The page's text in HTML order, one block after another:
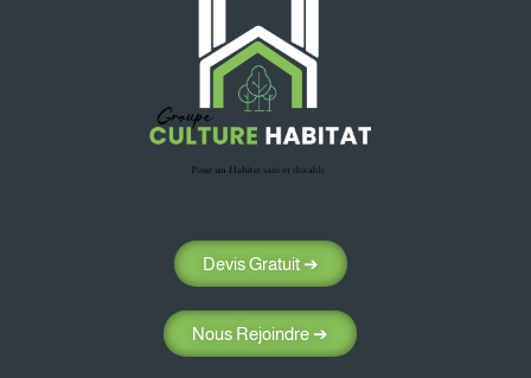
Devis Gratuit ➔
Nous Rejoindre ➔